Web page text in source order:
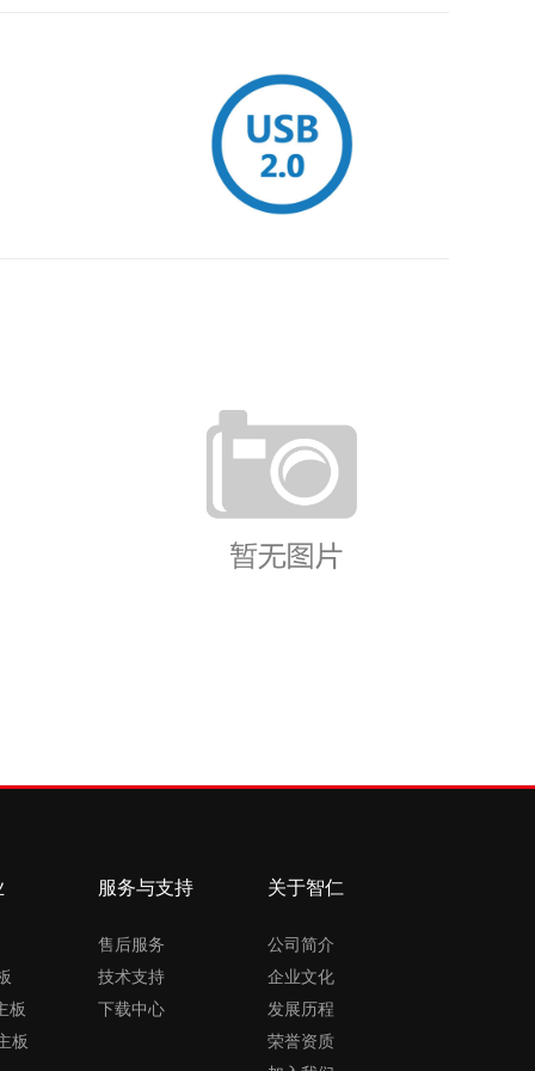
板
板
服务与支持
售后服务
技术支持
下载中心
关于智仁
公司简介
企业文化
发展历程
荣誉资质